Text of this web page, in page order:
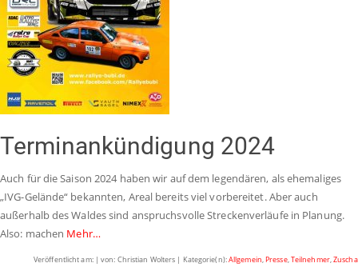
Terminankündigung 2024
Auch für die Saison 2024 haben wir auf dem legendären, als ehemaliges
„IVG-Gelände“ bekannten, Areal bereits viel vorbereitet. Aber auch
außerhalb des Waldes sind anspruchsvolle Streckenverläufe in Planung.
Also: machen Mehr…
Veröffentlicht am: | von: Christian Wolters | Kategorie(n):Allgemein,Presse,Teilnehmer,